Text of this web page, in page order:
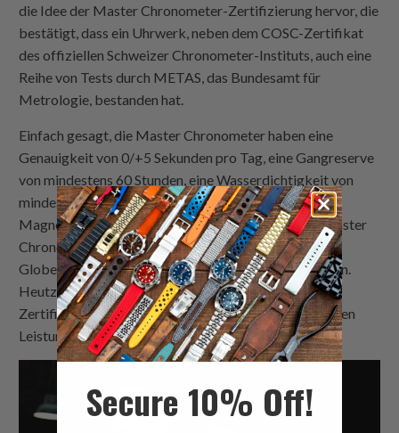
die Idee der Master Chronometer-Zertifizierung hervor, die
bestätigt, dass ein Uhrwerk, neben dem COSC-Zertifikat
des offiziellen Schweizer Chronometer-Instituts, auch eine
Reihe von Tests durch METAS, das Bundesamt für
Metrologie, bestanden hat.
Einfach gesagt, die Master Chronometer haben eine
Genauigkeit von 0/+5 Sekunden pro Tag, eine Gangreserve
von mindestens 60 Stunden, eine Wasserdichtigkeit von
mindestens 100 Metern und sind resistent gegen
Magnetfelder von 1,5 Tesla. Die erste Uhr, die das Master
Chronometer-Zertifikat erhielt, war der berühmte
Globemaster aus der Omega Constellation-Kollektion.
Heutzutage repräsentiert das Master Chronometer-
Zertifikat den höchsten Standard der chronometrischen
Leistung in der Schweizer Industrie.
Secure 10% Off!